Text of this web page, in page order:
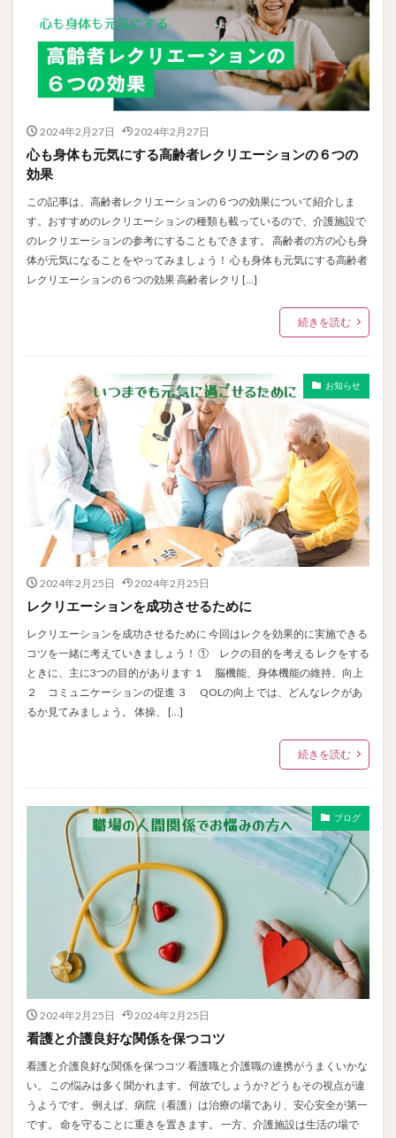
2024年2月27日 2024年2月27日
心も身体も元気にする高齢者レクリエーションの６つの
効果
この記事は、高齢者レクリエーションの６つの効果について紹介しま
す。おすすめのレクリエーションの種類も載っているので、介護施設で
のレクリエーションの参考にすることもできます。 高齢者の方の心も身
体が元気になることをやってみましょう！ 心も身体も元気にする高齢者
レクリエーションの６つの効果 高齢者レクリ […]
続きを読む
お知らせ
2024年2月25日 2024年2月25日
レクリエーションを成功させるために
レクリエーションを成功させるために 今回はレクを効果的に実施できる
コツを一緒に考えていきましょう！ ① レクの目的を考える レクをする
ときに、主に3つの目的があります １ 脳機能、身体機能の維持、向上
２ コミュニケーションの促進 ３ QOLの向上 では、どんなレクがあ
るか見てみましょう。 体操、 […]
続きを読む
ブログ
2024年2月25日 2024年2月25日
看護と介護良好な関係を保つコツ
看護と介護良好な関係を保つコツ 看護職と介護職の連携がうまくいかな
い。 この悩みは多く聞かれます。 何故でしょうか? どうもその視点が違
うようです。 例えば、病院（看護）は治療の場であり、安心安全が第一
です。 命を守ることに重きを置きます。 一方、介護施設は生活の場で